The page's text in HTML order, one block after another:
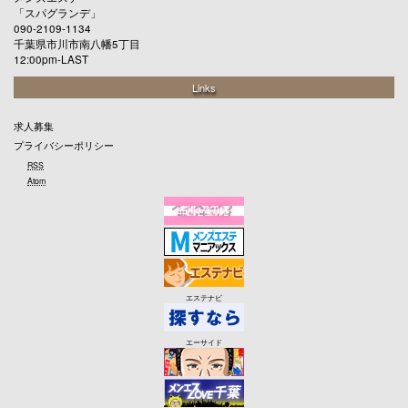
「スパグランデ」
090-2109-1134
千葉県市川市南八幡5丁目
12:00pm-LAST
Links
求人募集
プライバシーポリシー
RSS
Atom
エステナビ
エーサイド